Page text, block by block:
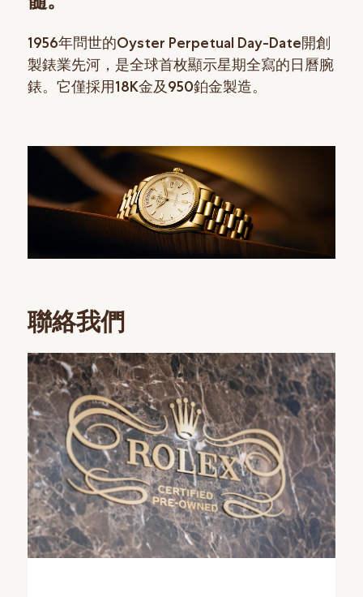
1956年問世的Oyster Perpetual Day-Date開創
製錶業先河，是全球首枚顯示星期全寫的日曆腕
錶。它僅採用18K金及950鉑金製造。
聯絡我們